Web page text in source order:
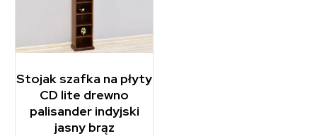
Stojak szafka na płyty
CD lite drewno
palisander indyjski
jasny brąz